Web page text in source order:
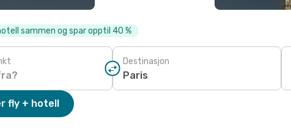
sammen og spar opptil 40 %
Destinasjon
fly + hotell